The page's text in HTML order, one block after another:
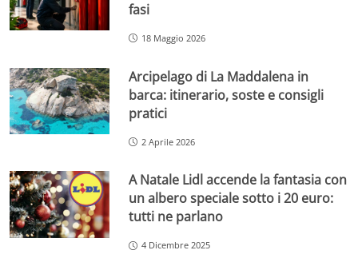
fasi
18 Maggio 2026
Arcipelago di La Maddalena in
barca: itinerario, soste e consigli
pratici
2 Aprile 2026
A Natale Lidl accende la fantasia con
un albero speciale sotto i 20 euro:
tutti ne parlano
4 Dicembre 2025